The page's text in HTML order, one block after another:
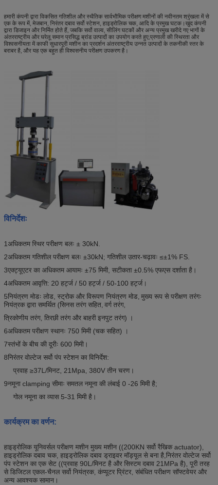
हमारी कंपनी द्वारा विकसित गतिशील और स्थैतिक सार्वभौमिक परीक्षण मशीनों की नवीनतम श्रृंखला में से
एक के रूप में, मेजबान, निरंतर दबाव सर्वो स्टेशन, हाइड्रोलिक चक, आदि के प्रमुख घटक।खुद कंपनी
द्वारा डिजाइन और निर्मित होते हैं, जबकि सर्वो वाल्व, सीलिंग घटकों और अन्य प्रमुख खरीदे गए भागों के
अंतरराष्ट्रीय और घरेलू समान प्रसिद्ध ब्रांड उत्पादों का उपयोग करते हुए,प्रणाली की स्थिरता और
विश्वसनीयता में काफी सुधारपूरी मशीन का प्रदर्शन अंतरराष्ट्रीय उन्नत उत्पादों के तकनीकी स्तर के
बराबर है, और यह एक बहुत ही विश्वसनीय परीक्षण उपकरण है।
विनिर्देशः
1अधिकतम स्थिर परीक्षण बलः ± 30kN.
2अधिकतम गतिशील परीक्षण बलः ±30kN; गतिशील उतार-चढ़ावः ≤±1% FS.
3एक्ट्यूएटर का अधिकतम आयामः ±75 मिमी, सटीकता ±0.5% एफएस दर्शाता है।
4अधिकतम आवृत्ति: 20 हर्ट्ज / 50 हर्ट्ज / 50-100 हर्ट्ज।
5नियंत्रण मोडः लोड, स्ट्रोक और विरूपण नियंत्रण मोड, मुख्य रूप से परीक्षण तरंगः
नियंत्रक द्वारा समर्थित (सिनस तरंग सहित, वर्ग तरंग,
त्रिकोणीय तरंग, तिरछी तरंग और बाहरी इनपुट तरंग) ।
6अधिकतम परीक्षण स्थानः 750 मिमी (चक सहित) ।
7स्तंभों के बीच की दूरीः 600 मिमी।
8निरंतर वोल्टेज सर्वो पंप स्टेशन का विनिर्देश:
प्रवाह ≥37L/मिनट, 21Mpa, 380V तीन चरण।
9नमूना clamping सीमाः समतल नमूना की लंबाई 0 -26 मिमी है;
गोल नमूना का व्यास 5-31 मिमी है।
कार्यक्रम का वर्णन:
हाइड्रोलिक यूनिवर्सल परीक्षण मशीन मुख्य मशीन ((200KN सर्वो रैखिक actuator),
हाइड्रोलिक दबाव चक, हाइड्रोलिक दबाव ड्राइवर मॉड्यूल से बना है,निरंतर वोल्टेज सर्वो
पंप स्टेशन का एक सेट ((प्रवाह 90L/मिनट है और सिस्टम दबाव 21MPa है), पूरी तरह
से डिजिटल एकल-चैनल सर्वो नियंत्रक, कंप्यूटर प्रिंटर, संबंधित परीक्षण सॉफ्टवेयर और
अन्य आवश्यक सामान।